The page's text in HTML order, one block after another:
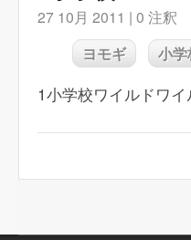
27 10月 2011 | 0 注釈
ヨモギ 小学
1小学校ワイルドワ